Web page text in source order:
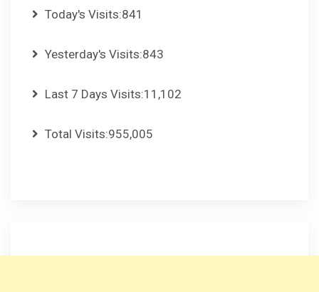
Today's Visits:841
Yesterday's Visits:843
Last 7 Days Visits:11,102
Total Visits:955,005